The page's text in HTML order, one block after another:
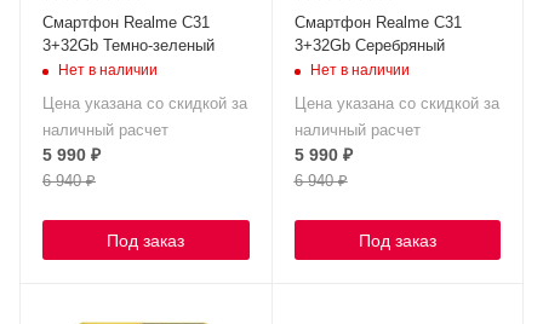
Смартфон Realme C31
3+32Gb Темно-зеленый
Нет в наличии
Цена указана со скидкой за
наличный расчет
5 990 ₽
6 940₽
Под заказ
Смартфон Realme C31
3+32Gb Серебряный
Нет в наличии
Цена указана со скидкой за
наличный расчет
5 990₽
6 940₽
Под заказ